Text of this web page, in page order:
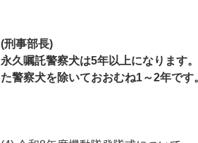
(刑事部長)
永久嘱託警察犬は5年以上になります
た警察犬を除いておおむね1～2年です